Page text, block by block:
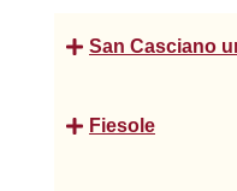
San Casciano
Fiesole